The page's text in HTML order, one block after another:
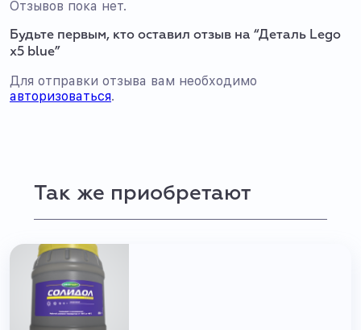
Отзывов пока нет.
Будьте первым, кто оставил отзыв на “Деталь Lego
x5 blue”
Для отправки отзыва вам необходимо
авторизоваться.
Так же приобретают